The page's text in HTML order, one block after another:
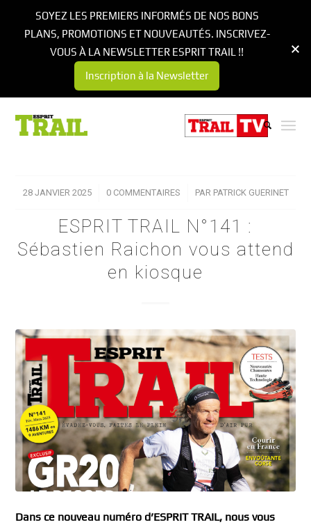
28 JANVIER 2025
/ 0 COMMENTAIRES
/ PAR PATRICK GUERINET
ESPRIT TRAIL N°141 :
Sébastien Raichon vous attend
en kiosque
Dans ce nouveau numéro d’ESPRIT TRAIL, nous vous
SOYEZ LES PREMIERS INFORMÉS DE NOS BONS
PLANS, PROMOTIONS ET NOUVEAUTÉS. INSCRIVEZ-
VOUS À LA NEWSLETTER ESPRIT TRAIL !!
Inscription à la Newsletter